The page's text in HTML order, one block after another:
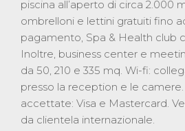
piscina all’aperto di circa 2.000
ombrelloni e lettini gratuiti fino
pagamento, Spa & Health club
Inoltre, business center e
da 50, 210 e 335 mq. Wi-fi:
presso la reception e le
accettate: Visa e Mastercard.
da clientela internazionale.